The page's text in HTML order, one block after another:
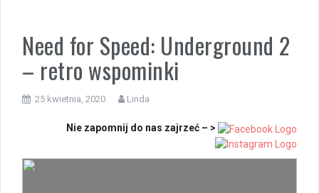
Need for Speed: Underground 2
– retro wspominki
25 kwietnia, 2020 Linda
Nie zapomnij do nas zajrzeć – >